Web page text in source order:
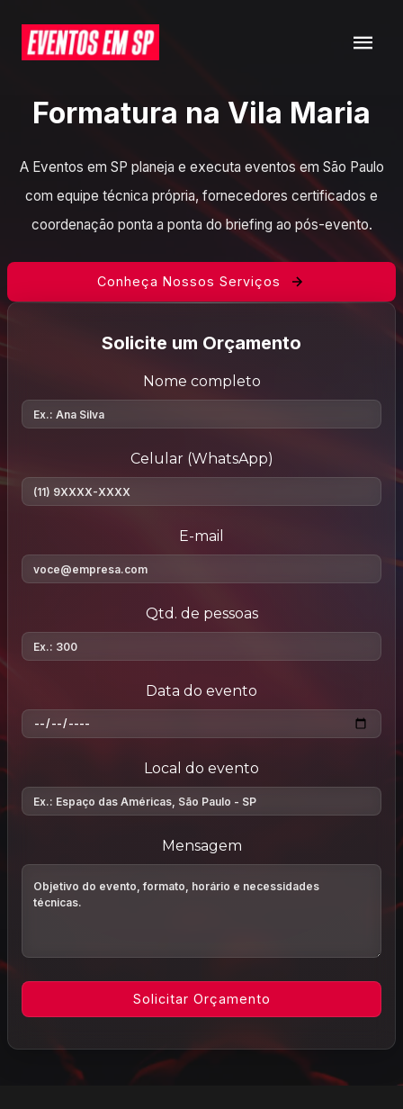
Formatura na Vila Maria
A Eventos em SP planeja e executa eventos em São Paulo
com equipe técnica própria, fornecedores certificados e
coordenação ponta a ponta do briefing ao pós-evento.
Conheça Nossos Serviços
Solicite um Orçamento
Nome completo
Celular (WhatsApp)
E-mail
Qtd. de pessoas
Data do evento
Local do evento
Mensagem